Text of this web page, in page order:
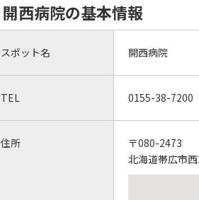
開西病院の基本情報
スポット名 開西病院
TEL 0155-38-7200
住所
〒080-2473
北海道帯広市